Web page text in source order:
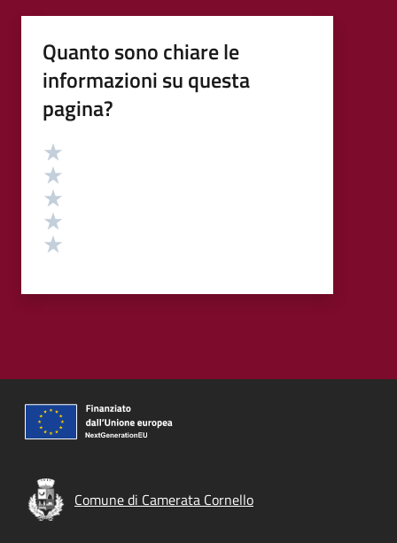
Quanto sono chiare le
informazioni su questa
pagina?
Valutazione
Comune di Camerata Cornello